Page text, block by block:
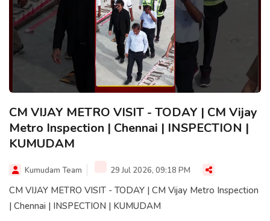
CM VIJAY METRO VISIT - TODAY | CM Vijay
Metro Inspection | Chennai | INSPECTION |
KUMUDAM
Kumudam Team 29 Jul 2026, 09:18 PM
CM VIJAY METRO VISIT - TODAY | CM Vijay Metro Inspection
| Chennai | INSPECTION | KUMUDAM